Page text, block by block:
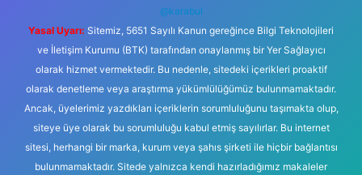
@karabul
Yasal Uyarı: Sitemiz, 5651 Sayılı Kanun gereğince Bilgi Teknolojileri
ve İletişim Kurumu (BTK) tarafından onaylanmış bir Yer Sağlayıcı
olarak hizmet vermektedir. Bu nedenle, sitedeki içerikleri proaktif
olarak denetleme veya araştırma yükümlülüğümüz bulunmamaktadır.
Ancak, üyelerimiz yazdıkları içeriklerin sorumluluğunu taşımakta olup,
siteye üye olarak bu sorumluluğu kabul etmiş sayılırlar. Bu internet
sitesi, herhangi bir marka, kurum veya şahıs şirketi ile hiçbir bağlantısı
bulunmamaktadır. Sitede yalnızca kendi hazırladığımız makaleler